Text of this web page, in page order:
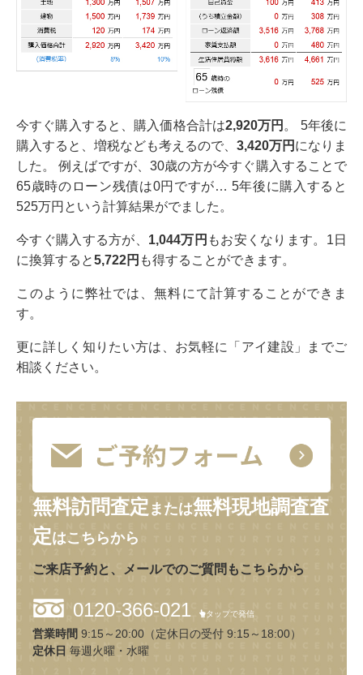
今すぐ購入すると、購入価格合計は2,920万円 。 5年後に
購入すると、増税なども考えるので、 3,420万円 になりま
した。 例えばですが、30歳の方が今すぐ購入することで
65歳時のローン残債は0円ですが… 5年後に購入すると
525万円という計算結果がでました。
今すぐ購入する方が、 1,044万円 もお安くなります。1日
に換算すると5,722円 も得することができます。
このように弊社では、無料にて計算することができま
す。
更に詳しく知りたい方は、お気軽に「アイ建設」までご
相談ください。
無料訪問査定 または無料現地調査査
定はこちらから
ご来店予約と、メールでのご質問もこちらから
0120-366-021 タップで発信
営業時間 9:15～20:00（定休日の受付 9:15～18:00）
定休日 毎週火曜・水曜